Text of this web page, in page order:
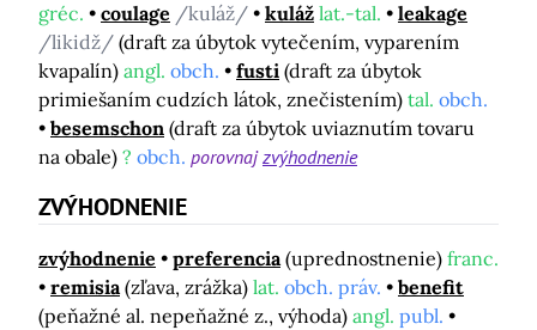
gréc.
coulage /kuláž/ kuláž lat.-tal.
leakage
/likidž/ (draft za úbytok vytečením, vyparením
kvapalín) angl. obch. fusti (draft za úbytok
primiešaním cudzích látok, znečistením) tal. obch.
besemschon (draft za úbytok uviaznutím tovaru
na obale) ? obch. porovnajzvýhodnenie
ZVÝHODNENIE
zvýhodnenie preferencia (uprednostnenie) franc.
remisia (zľava, zrážka) lat. obch. práv.
benefit
(peňažné al. nepeňažné z., výhoda) angl. publ.